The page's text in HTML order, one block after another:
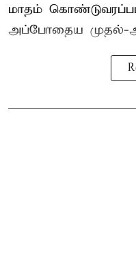
மாதம்
அப்போதைய முதல்-